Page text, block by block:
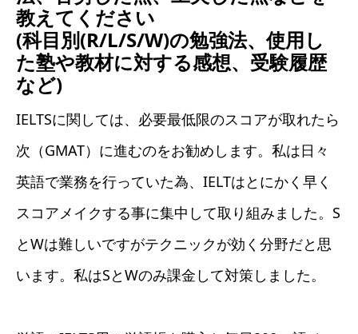
教えてください
(科目別(R/L/S/W)の勉強法、使用し
た塾や教材に対する感想、受験履歴
など)
IELTSに関しては、必要最低限のスコアが取れたら
次（GMAT）に進むのをお勧めします。私は日々
英語で業務を行っていた為、IELTはとにかく早く
スコアメイクする事に集中して取り組みました。S
とWは難しいですがテクニックが効く分野だと思
います。私はSとWのみ課金して対策しました。